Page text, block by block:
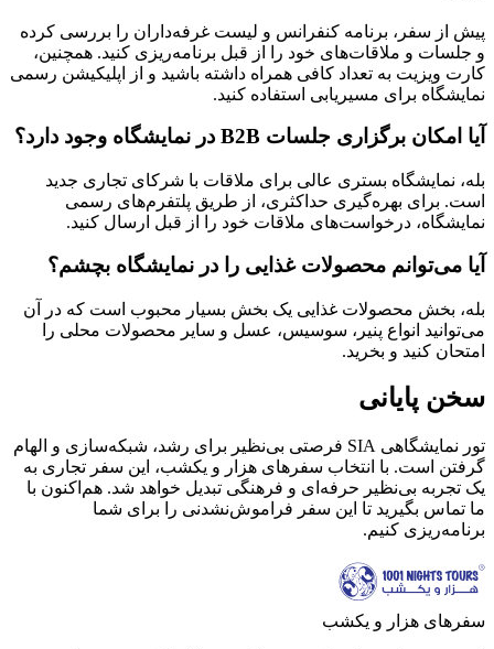
پیش از سفر، برنامه کنفرانس و لیست غرفه‌داران را بررسی کرده
و جلسات و ملاقات‌های خود را از قبل برنامه‌ریزی کنید. همچنین،
کارت ویزیت به تعداد کافی همراه داشته باشید و از اپلیکیشن رسمی
نمایشگاه برای مسیریابی استفاده کنید.
آیا امکان برگزاری جلسات B2B در نمایشگاه وجود دارد؟
بله، نمایشگاه بستری عالی برای ملاقات با شرکای تجاری جدید
است. برای بهره‌گیری حداکثری، از طریق پلتفرم‌های رسمی
نمایشگاه، درخواست‌های ملاقات خود را از قبل ارسال کنید.
آیا می‌توانم محصولات غذایی را در نمایشگاه بچشم؟
بله، بخش محصولات غذایی یک بخش بسیار محبوب است که در آن
می‌توانید انواع پنیر، سوسیس، عسل و سایر محصولات محلی را
امتحان کنید و بخرید.
سخن پایانی
تور نمایشگاهی SIA فرصتی بی‌نظیر برای رشد، شبکه‌سازی و الهام
گرفتن است. با انتخاب سفرهای هزار و یکشب، این سفر تجاری به
یک تجربه بی‌نظیر حرفه‌ای و فرهنگی تبدیل خواهد شد. هم‌اکنون با
ما تماس بگیرید تا این سفر فراموش‌نشدنی را برای شما
برنامه‌ریزی کنیم.
سفرهای هزار و یکشب